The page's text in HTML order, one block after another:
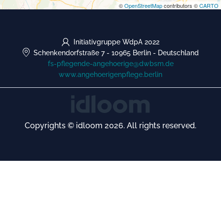
©OpenStreetMapcontributors ©CARTO
Initiativgruppe WdpA 2022
Schenkendorfstraße 7- 10965 Berlin - Deutschland
fs-pflegende-angehoerige@dwbsm.de
www.angehoerigenpflege.berlin
Copyrights © idloom 2026. All rights reserved.